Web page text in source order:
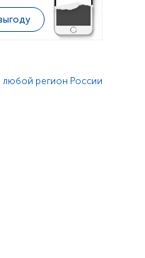
любой регион России